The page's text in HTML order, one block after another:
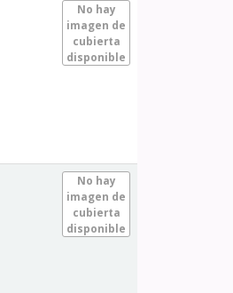
No hay
imagen de
cubierta
disponible
No hay
imagen de
cubierta
disponible